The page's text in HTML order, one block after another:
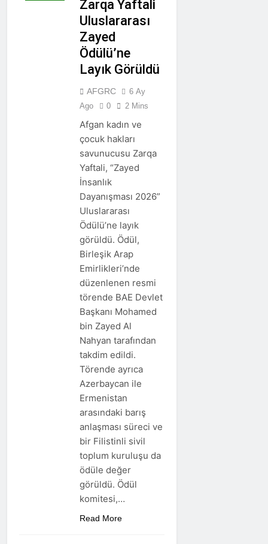
Bu
Zarqa Yaftali
Uluslararası
Zayed
Ödülü’ne
Layık Görüldü
AFGRC
6 Ay
Ago
0 2 Mins
Afgan kadın ve
çocuk hakları
savunucusu Zarqa
Yaftali, “Zayed
İnsanlık
Dayanışması 2026”
Uluslararası
Ödülü’ne layık
görüldü. Ödül,
Birleşik Arap
Emirlikleri’nde
düzenlenen resmi
törende BAE Devlet
Başkanı Mohamed
bin Zayed Al
Nahyan tarafından
takdim edildi.
Törende ayrıca
Azerbaycan ile
Ermenistan
arasındaki barış
anlaşması süreci ve
bir Filistinli sivil
toplum kuruluşu da
ödüle değer
görüldü. Ödül
komitesi,…
Read More